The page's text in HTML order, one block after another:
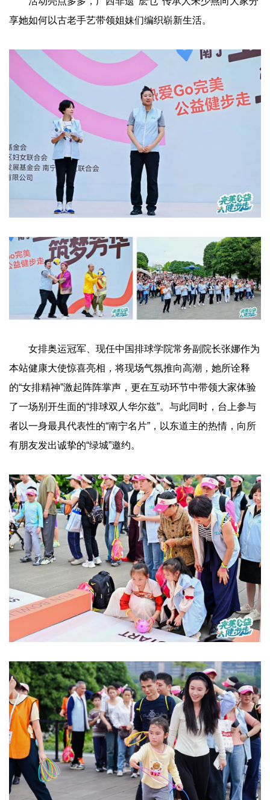
享她如何以古老手艺带领姐妹们编织崭新生活。
女排奥运冠军、现任中国排球学院常务副院长张娜作为
本站健康大使惊喜亮相，将现场气氛推向高潮，她所诠释
的“女排精神”激起阵阵掌声，更在互动环节中带领大家体验
了一场别开生面的“排球双人华尔兹”。与此同时，台上参与
者以一身最具代表性的“南宁名片”，以东道主的热情，向所
有朋友发出诚挚的“绿城”邀约。